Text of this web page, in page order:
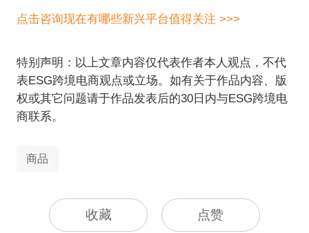
点击咨询现在有哪些新兴平台值得关注 >>>
特别声明：以上文章内容仅代表作者本人观点，不代
表ESG跨境电商观点或立场。如有关于作品内容、版
权或其它问题请于作品发表后的30日内与ESG跨境电
商联系。
商品
收藏 点赞